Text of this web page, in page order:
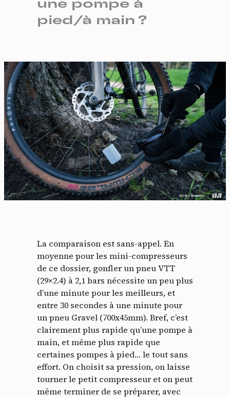
une pompe à
pied/à main ?
La comparaison est sans-appel. En
moyenne pour les mini-compresseurs
de ce dossier, gonfler un pneu VTT
(29×2.4) à 2,1 bars nécessite un peu plus
d’une minute pour les meilleurs, et
entre 30 secondes à une minute pour
un pneu Gravel (700x45mm). Bref, c’est
clairement plus rapide qu’une pompe à
main, et même plus rapide que
certaines pompes à pied… le tout sans
effort. On choisit sa pression, on laisse
tourner le petit compresseur et on peut
même terminer de se préparer, avec